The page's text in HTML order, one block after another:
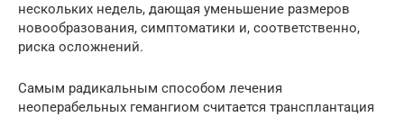
нескольких недель, дающая уменьшение размеров
новообразования, симптоматики и, соответственно,
риска осложнений.
Самым радикальным способом лечения
неоперабельных гемангиом считается трансплантация